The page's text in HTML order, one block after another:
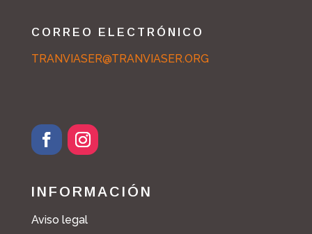
CORREO ELECTRÓNICO
TRANVIASER@TRANVIASER.ORG
INFORMACIÓN
Aviso legal